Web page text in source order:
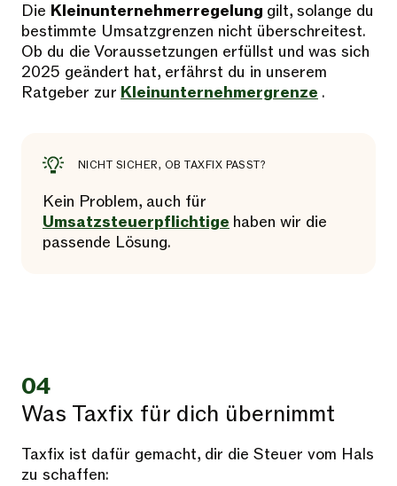
Die Kleinunternehmerregelung gilt, solange du
bestimmte Umsatzgrenzen nicht überschreitest.
Ob du die Voraussetzungen erfüllst und was sich
2025 geändert hat, erfährst du in unserem
Ratgeber zur Kleinunternehmergrenze .
NICHT SICHER, OB TAXFIX PASST?
Kein Problem, auch für
Umsatzsteuerpflichtige haben wir die
passende Lösung.
04
Was Taxfix für dich übernimmt
Taxfix ist dafür gemacht, dir die Steuer vom Hals
zu schaffen: